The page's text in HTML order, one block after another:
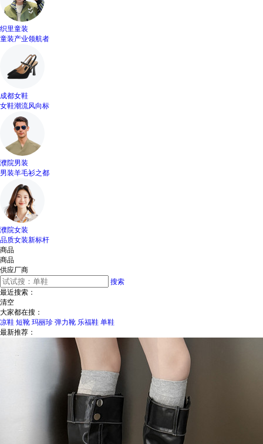
织里童装
童装产业领航者
成都女鞋
女鞋潮流风向标
濮院男装
男装羊毛衫之都
濮院女装
品质女装新标杆
商品
商品
供应厂商
搜索
最近搜索：
清空
大家都在搜：
凉鞋 短靴 玛丽珍 弹力靴 乐福鞋 单鞋
最新推荐：